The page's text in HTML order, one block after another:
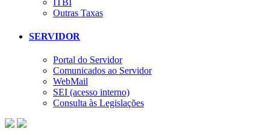
Outras Taxas
SERVIDOR
Portal do Servidor
Comunicados ao Servidor
WebMail
SEI (acesso interno)
Consulta às Legislações